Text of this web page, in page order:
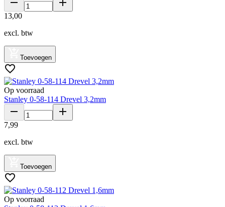
13,00
excl. btw
Toevoegen
Op voorraad
Stanley 0-58-114 Drevel 3,2mm
7,99
excl. btw
Toevoegen
Op voorraad